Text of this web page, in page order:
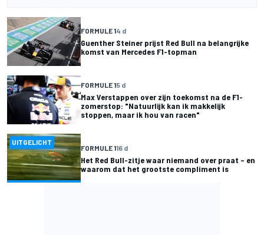
FORMULE 14 d
Guenther Steiner prijst Red Bull na belangrijke
komst van Mercedes F1-topman
FORMULE 15 d
Max Verstappen over zijn toekomst na de F1-
zomerstop: "Natuurlijk kan ik makkelijk
stoppen, maar ik hou van racen"
UITGELICHT
FORMULE 116 d
Het Red Bull-zitje waar niemand over praat – en
waarom dat het grootste compliment is